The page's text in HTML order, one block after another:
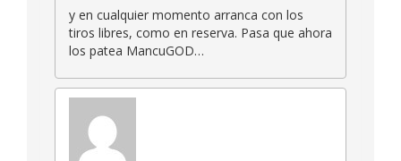
y en cualquier momento arranca con los
tiros libres, como en reserva. Pasa que ahora
los patea MancuGOD…